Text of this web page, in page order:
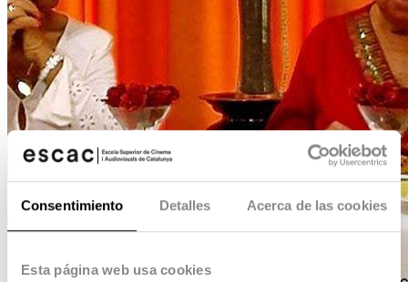
Consentimiento Detalles Acerca de las cookies
Esta página web usa cookies